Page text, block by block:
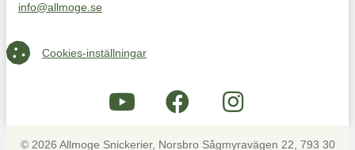
Maila oss på info@allmoge.se
info@allmoge.se
Cookies-inställningar
Cookies-inställningar
© 2026 Allmoge Snickerier, Norsbro Sågmyravägen 22, 793 30